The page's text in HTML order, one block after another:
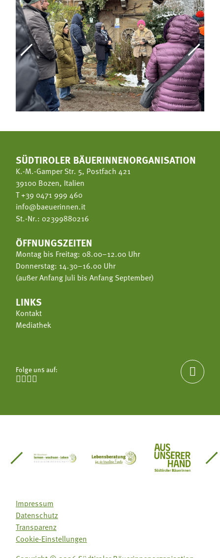
SÜDTIROLER BÄUERINNENORGANISATION
K.-M.-Gamper Str. 5, Postfach 421
39100 Bozen, Italien
T+39 0471 999 460
info@baeuerinnen.it
St.-Nr.: 02399880216
ÖFFNUNGSZEITEN
Montag bis Freitag: 08.00–12.00 Uhr
Donnerstag: 14.30–16.00 Uhr
(außer Anfang Juli bis Anfang September)
LINKS
Kontakt
Mediathek
Folge uns auf:


Südtirol
Gärtnervereinigung
Sozialgenossenschaft Mit Bäuerinnen lernen -
Lebensberatung für dieAus unserer
Impressum
Datenschutz
Transparenz
Cookie-Einstellungen